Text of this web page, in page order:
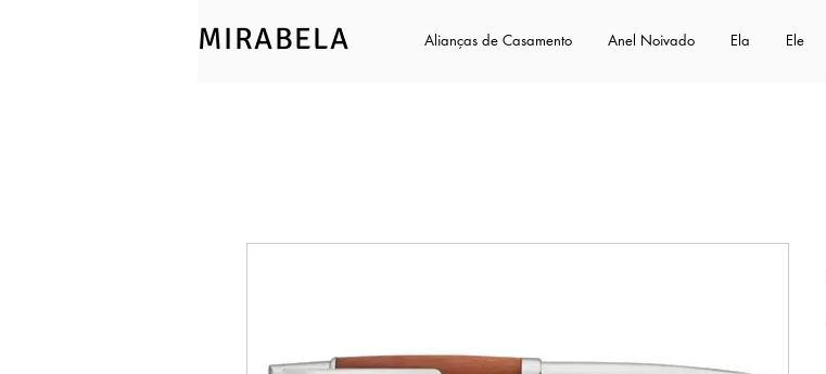
MIRABELA Alianças de Casamento Anel Noivado Ela Ele